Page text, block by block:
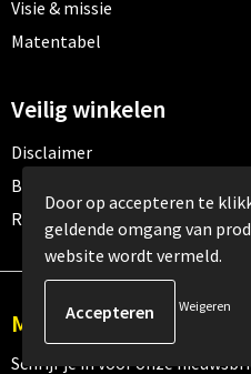
Visie & missie
Matentabel
Veilig winkelen
Disclaimer
Betaalmethoden
Retourneren
Meld je aan voor onze
Schrijf je in voor onze
Door op accepteren te
geldende omgang van
website wordt vermeld.
Weigeren